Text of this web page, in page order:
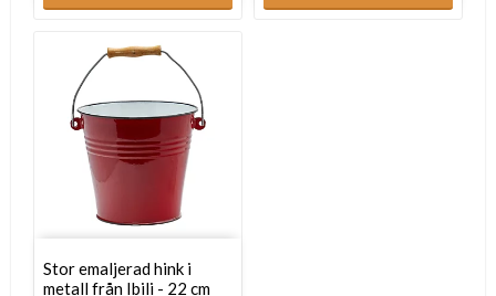
Stor emaljerad hink i
metall från Ibili - 22 cm